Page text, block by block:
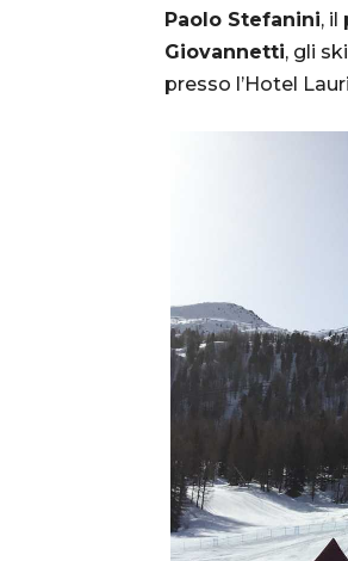
Paolo Stefanini, il
Giovannetti, gli
presso l’Hotel